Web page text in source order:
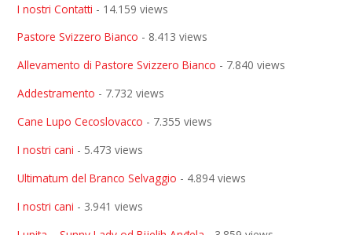
I nostri Contatti - 14.159 views
Pastore Svizzero Bianco - 8.413 views
Allevamento di Pastore Svizzero Bianco - 7.840 views
Addestramento - 7.732 views
Cane Lupo Cecoslovacco - 7.355 views
I nostri cani - 5.473 views
Ultimatum del Branco Selvaggio - 4.894 views
I nostri cani - 3.941 views